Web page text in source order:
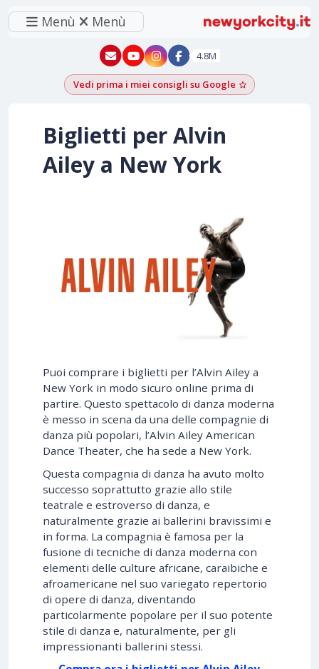
Menù Menù
New York - YouTube
New York - Instagram
4.8M
Vedi prima i miei consigli su Google Aggiungi
Biglietti per Alvin
Ailey a New York
Puoi comprare i biglietti per l’Alvin Ailey a
New York in modo sicuro online prima di
partire. Questo spettacolo di danza moderna
è messo in scena da una delle compagnie di
danza più popolari, l’Alvin Ailey American
Dance Theater, che ha sede a New York.
Questa compagnia di danza ha avuto molto
successo soprattutto grazie allo stile
teatrale e estroverso di danza, e
naturalmente grazie ai ballerini bravissimi e
in forma. La compagnia è famosa per la
fusione di tecniche di danza moderna con
elementi delle culture africane, caraibiche e
afroamericane nel suo variegato repertorio
di opere di danza, diventando
particolarmente popolare per il suo potente
stile di danza e, naturalmente, per gli
impressionanti ballerini stessi.